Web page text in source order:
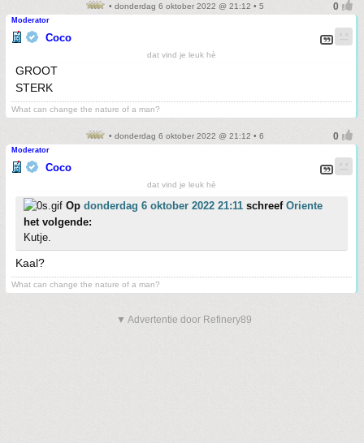
• donderdag 6 oktober 2022 @ 21:12 • 5
Moderator
Coco
dat vind je leuk hè
GROOT
STERK
What can change the nature of a man?
• donderdag 6 oktober 2022 @ 21:12 • 6
Moderator
Coco
dat vind je leuk hè
Op donderdag 6 oktober 2022 21:11 schreef Oriente
het volgende:
Kutje.
Kaal?
What can change the nature of a man?
▼ Advertentie door Refinery89